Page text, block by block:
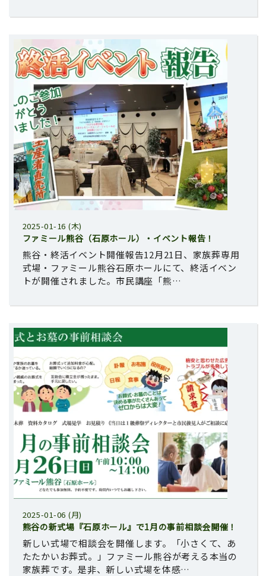
2025-01-16 (木)
ファミール熊谷（石原ホール）・イベント報告！
熊谷・終活イベント開催報告12月21日、家族葬専用
式場・ファミール熊谷石原ホールにて、終活イベン
トが開催されました。市民講座「熊…
2025-01-06 (月)
熊谷の新式場『石原ホール』で1月の事前相談会開催！
新しい式場で相談会を開催します。「小さくて、あ
たたかいお葬式。」ファミール熊谷が考える本当の
家族葬です。是非、新しい式場を体感…